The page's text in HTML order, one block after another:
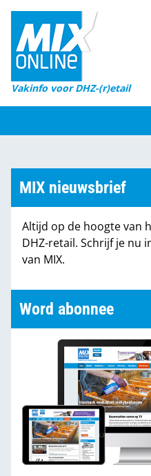
Vakinfo voor DHZ-(r)etail
Home
Magazines
DHZ Sessie
Marktcijfers
Partners
MIX nieuwsbrief
Altijd op de hoogte van
DHZ-retail. Schrijf je nu
van MIX.
Word abonnee